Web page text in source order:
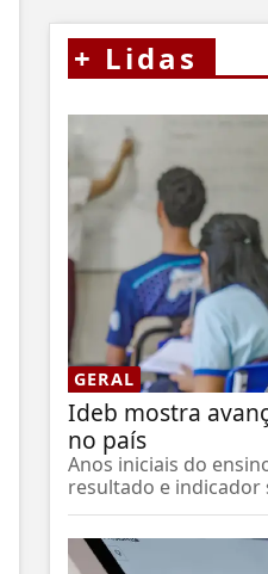
+ Lidas
GERAL
Ideb mostra
no país
Anos iniciais do
resultado e indicador